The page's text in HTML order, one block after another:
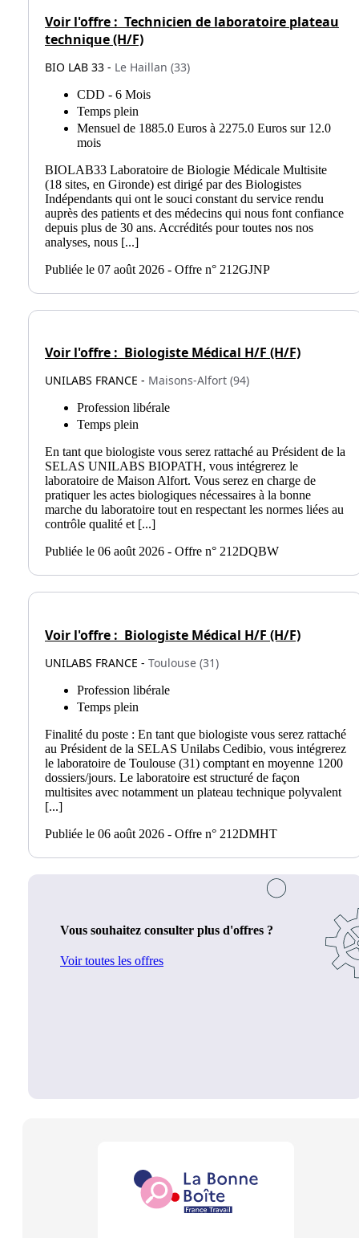
Voir l'offre : Technicien de laboratoire plateau
technique (H/F)
BIO LAB 33 - Le Haillan (33)
CDD - 6 Mois
Temps plein
Mensuel de 1885.0 Euros à 2275.0 Euros sur 12.0
mois
BIOLAB33 Laboratoire de Biologie Médicale Multisite
(18 sites, en Gironde) est dirigé par des Biologistes
Indépendants qui ont le souci constant du service rendu
auprès des patients et des médecins qui nous font confiance
depuis plus de 30 ans. Accrédités pour toutes nos nos
analyses, nous [...]
Publiée le 07 août 2026 - Offre n° 212GJNP
Voir l'offre : Biologiste Médical H/F (H/F)
UNILABS FRANCE - Maisons-Alfort (94)
Profession libérale
Temps plein
En tant que biologiste vous serez rattaché au Président de la
SELAS UNILABS BIOPATH, vous intégrerez le
laboratoire de Maison Alfort. Vous serez en charge de
pratiquer les actes biologiques nécessaires à la bonne
marche du laboratoire tout en respectant les normes liées au
contrôle qualité et [...]
Publiée le 06 août 2026 - Offre n° 212DQBW
Voir l'offre : Biologiste Médical H/F (H/F)
UNILABS FRANCE - Toulouse (31)
Profession libérale
Temps plein
Finalité du poste : En tant que biologiste vous serez rattaché
au Président de la SELAS Unilabs Cedibio, vous intégrerez
le laboratoire de Toulouse (31) comptant en moyenne 1200
dossiers/jours. Le laboratoire est structuré de façon
multisites avec notamment un plateau technique polyvalent
[...]
Publiée le 06 août 2026 - Offre n° 212DMHT
Vous souhaitez consulter plus d'offres ?
Voir toutes les offres